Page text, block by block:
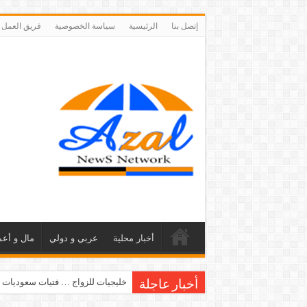
إتصل بنا الرئيسية سياسة الخصوصية فريق العمل
أخبار محلية عربي و دولي مال و
أخبار عاجلة خليجيات للزواج … فتيات